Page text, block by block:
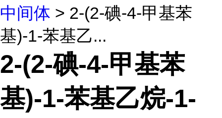
中间体 > 2-(2-碘-4-甲基苯
基)-1-苯基乙...
2-(2-碘-4-甲基苯
基)-1-苯基乙烷-1-